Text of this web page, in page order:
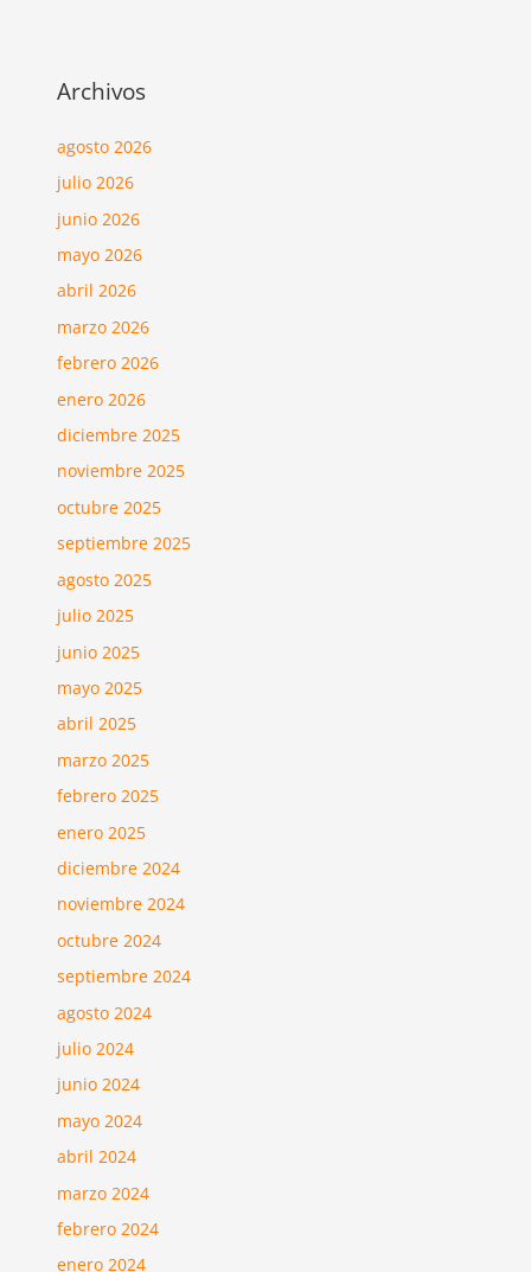
Archivos
agosto 2026
julio 2026
junio 2026
mayo 2026
abril 2026
marzo 2026
febrero 2026
enero 2026
diciembre 2025
noviembre 2025
octubre 2025
septiembre 2025
agosto 2025
julio 2025
junio 2025
mayo 2025
abril 2025
marzo 2025
febrero 2025
enero 2025
diciembre 2024
noviembre 2024
octubre 2024
septiembre 2024
agosto 2024
julio 2024
junio 2024
mayo 2024
abril 2024
marzo 2024
febrero 2024
enero 2024